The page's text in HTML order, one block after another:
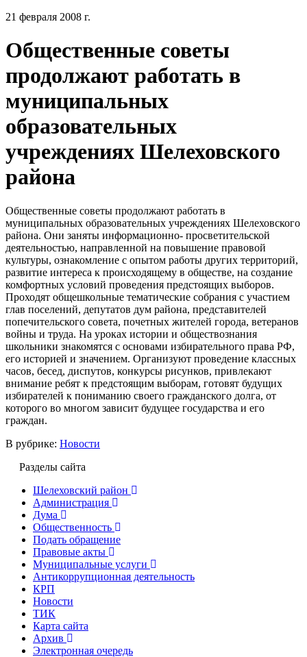
21 февраля 2008 г.
Общественные советы
продолжают работать в
муниципальных
образовательных
учреждениях Шелеховского
района
Общественные советы продолжают работать в
муниципальных образовательных учреждениях Шелеховского
района. Они заняты информационно- просветительской
деятельностью, направленной на повышение правовой
культуры, ознакомление с опытом работы других территорий,
развитие интереса к происходящему в обществе, на создание
комфортных условий проведения предстоящих выборов.
Проходят общешкольные тематические собрания с участием
глав поселений, депутатов дум района, представителей
попечительского совета, почетных жителей города, ветеранов
войны и труда. На уроках истории и обществознания
школьники знакомятся с основами избирательного права РФ,
его историей и значением. Организуют проведение классных
часов, бесед, диспутов, конкурсы рисунков, привлекают
внимание ребят к предстоящим выборам, готовят будущих
избирателей к пониманию своего гражданского долга, от
которого во многом зависит будущее государства и его
граждан.
В рубрике: Новости
Разделы сайта
Шелеховский район
Администрация
Дума
Общественность
Подать обращение
Правовые акты
Муниципальные услуги
Антикоррупционная деятельность
КРП
Новости
ТИК
Карта сайта
Архив
Электронная очередь